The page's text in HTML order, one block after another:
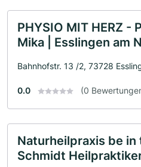
PHYSIO MIT HERZ -
Mika | Esslingen am
Bahnhofstr. 13 /2, 73728
0.0 (0
Naturheilpraxis be in
Schmidt